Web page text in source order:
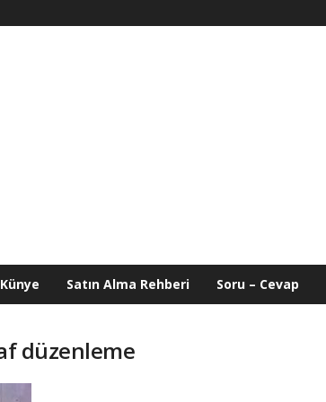
Künye Satın Alma Rehberi Soru – Cevap
düzenleme